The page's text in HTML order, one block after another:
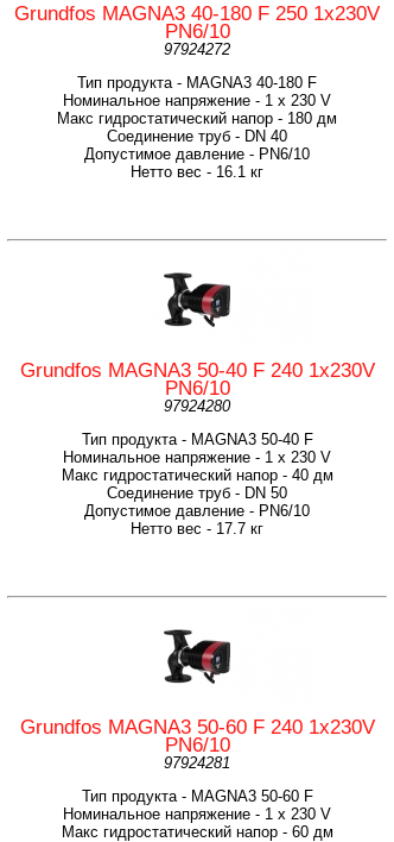
Grundfos MAGNA3 40-180 F 250 1x230V
PN6/10
97924272
Тип продукта - MAGNA3 40-180 F
Номинальное напряжение - 1 x 230 V
Макс гидростатический напор - 180 дм
Соединение труб - DN 40
Допустимое давление - PN6/10
Нетто вес - 16.1 кг
Grundfos MAGNA3 50-40 F 240 1x230V
PN6/10
97924280
Тип продукта - MAGNA3 50-40 F
Номинальное напряжение - 1 x 230 V
Макс гидростатический напор - 40 дм
Соединение труб - DN 50
Допустимое давление - PN6/10
Нетто вес - 17.7 кг
Grundfos MAGNA3 50-60 F 240 1x230V
PN6/10
97924281
Тип продукта - MAGNA3 50-60 F
Номинальное напряжение - 1 x 230 V
Макс гидростатический напор - 60 дм